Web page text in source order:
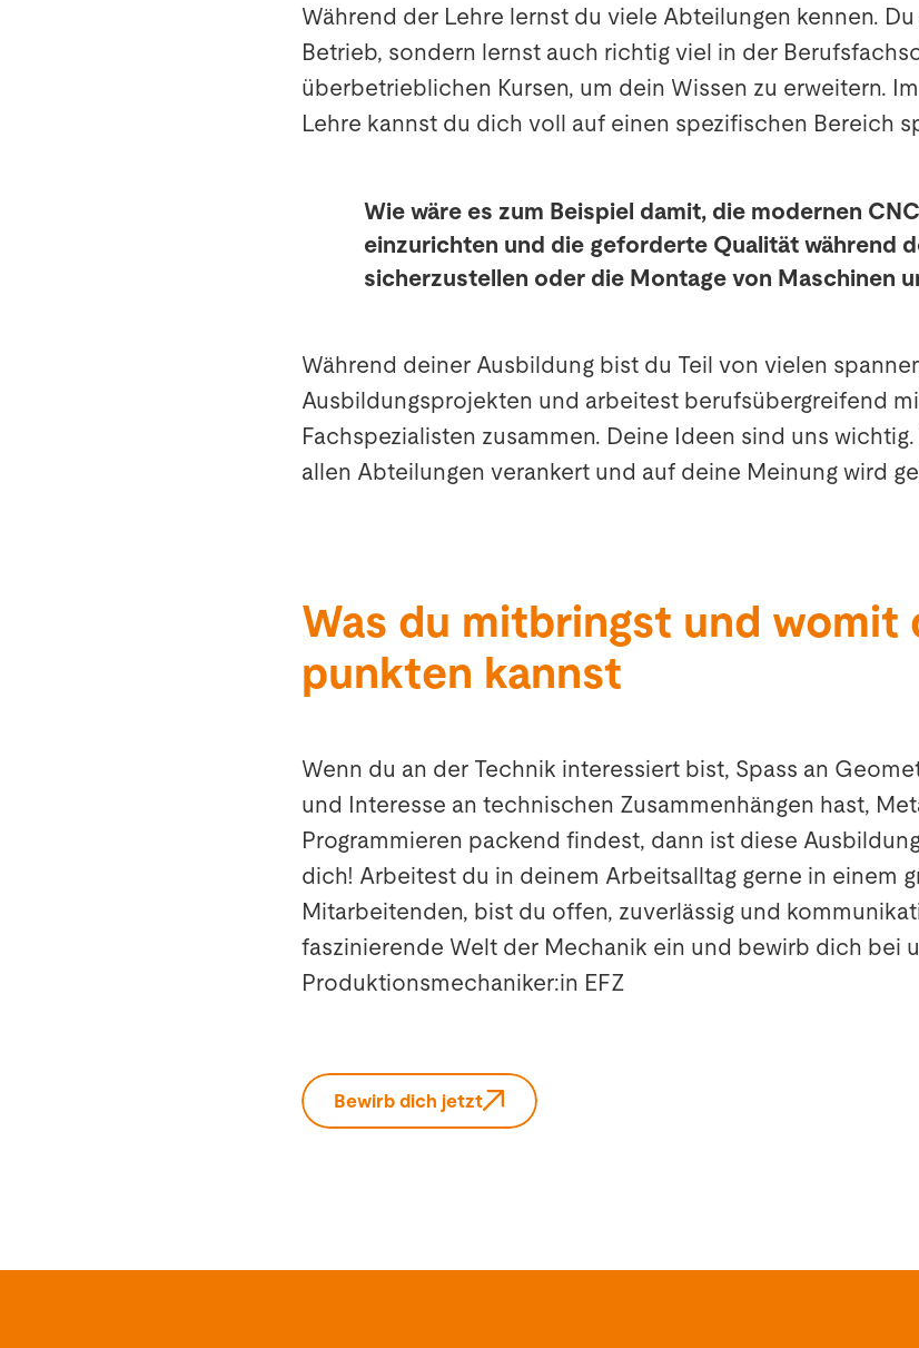
Während der Lehre lernst du viele Abteilungen kennen.
Betrieb, sondern lernst auch richtig viel in der
überbetrieblichen Kursen, um dein Wissen zu erweitern.
Lehre kannst du dich voll auf einen spezifischen Bereich
Wie wäre es zum Beispiel damit, die modernen
einzurichten und die geforderte Qualität während
sicherzustellen oder die Montage von Maschinen
Während deiner Ausbildung bist du Teil von vielen
Ausbildungsprojekten und arbeitest berufsübergreifend
Fachspezialisten zusammen. Deine Ideen sind uns
allen Abteilungen verankert und auf deine Meinung wird
Was du mitbringst und womit
punkten kannst
Wenn du an der Technik interessiert bist, Spass an
und Interesse an technischen Zusammenhängen hast,
Programmieren packend findest, dann ist diese
dich! Arbeitest du in deinem Arbeitsalltag gerne in einem
Mitarbeitenden, bist du offen, zuverlässig und
faszinierende Welt der Mechanik ein und bewirb dich bei
Produktionsmechaniker:in EFZ
Bewirb dich jetzt